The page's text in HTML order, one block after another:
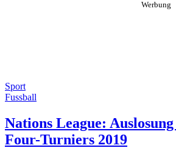
Sport
Fussball
Nations League:
Four-Turniers 2019